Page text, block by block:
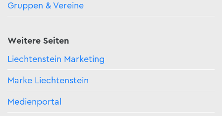
Gruppen & Vereine
Weitere Seiten
Liechtenstein Marketing
Marke Liechtenstein
Medienportal